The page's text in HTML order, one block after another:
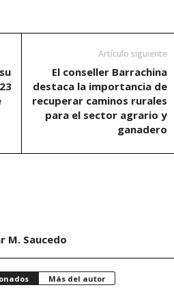
Artículo siguiente
El conseller Barrachina
destaca la importancia de
recuperar caminos rurales
para el sector agrario y
ganadero
M. Saucedo
Más del autor